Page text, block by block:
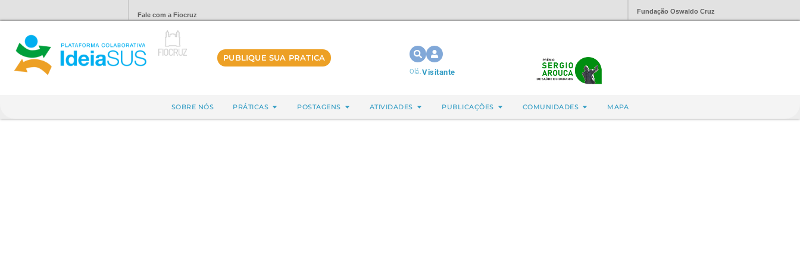
Fale com a Fiocruz Fundação Oswaldo Cruz
PUBLIQUE SUA PRATICA
Olá,Visitante
SOBRE NÓS PRÁTICAS POSTAGENS ATIVIDADES PUBLICAÇÕES COMUNIDADES MAPA